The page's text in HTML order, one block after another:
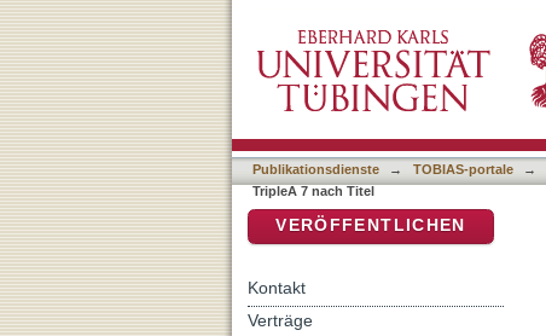
Publikationsdienste → TOBIAS-portale →
TripleA 7 nach Titel
VERÖFFENTLICHEN
Kontakt
Verträge